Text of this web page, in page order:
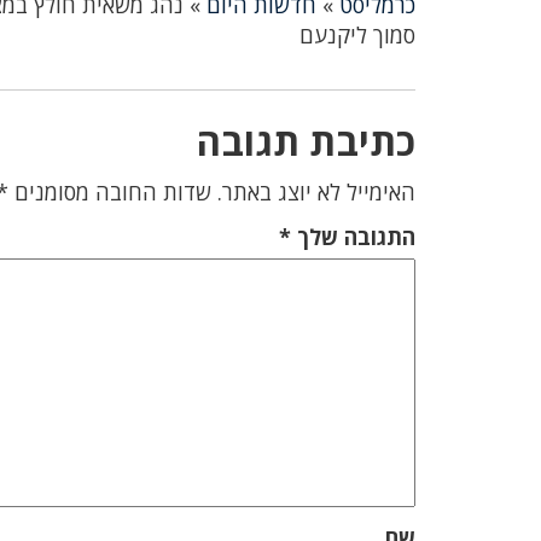
סמוך ליקנעם
כתיבת תגובה
האימייל לא יוצג באתר. שדות החובה מסומנים
התגובה שלך*